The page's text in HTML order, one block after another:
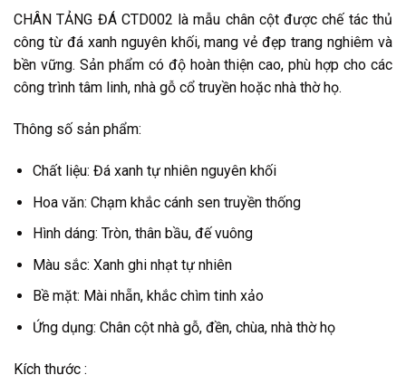
CHÂN TẢNG ĐÁ CTD002 là mẫu chân cột được chế tác thủ
công từ đá xanh nguyên khối, mang vẻ đẹp trang nghiêm và
bền vững. Sản phẩm có độ hoàn thiện cao, phù hợp cho các
công trình tâm linh, nhà gỗ cổ truyền hoặc nhà thờ họ.
Thông số sản phẩm:
Chất liệu: Đá xanh tự nhiên nguyên khối
Hoa văn: Chạm khắc cánh sen truyền thống
Hình dáng: Tròn, thân bầu, đế vuông
Màu sắc: Xanh ghi nhạt tự nhiên
Bề mặt: Mài nhẵn, khắc chìm tinh xảo
Ứng dụng: Chân cột nhà gỗ, đền, chùa, nhà thờ họ
Kích thước :